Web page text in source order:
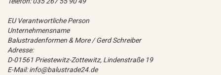
EU Verantwortliche Person
Unternehmensname
Balustradenformen & More / Gerd Schreiber
Adresse:
D-01561 Priestewitz-Zottewitz, Lindenstraße 19
E-Mail: info@balustrade24.de